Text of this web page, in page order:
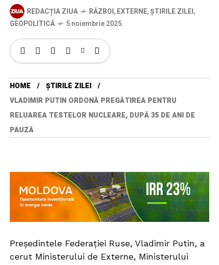
REDACȚIA ZIUA RĂZBOI,EXTERNE,ȘTIRILE ZILEI,
GEOPOLITICĂ
5 noiembrie 2025
HOME
ȘTIRILE ZILEI
VLADIMIR PUTIN ORDONĂ PREGĂTIREA PENTRU
RELUAREA TESTELOR NUCLEARE, DUPĂ 35 DE ANI DE
PAUZĂ
Președintele Federației Ruse, Vladimir Putin, a
cerut Ministerului de Externe, Ministerului